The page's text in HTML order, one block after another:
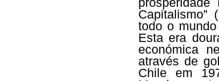
Capitalismo”
todo o
Esta era
económica
através de
Chile em